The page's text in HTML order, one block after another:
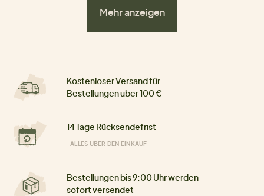
Mehr anzeigen
Kostenloser Versand für
Bestellungen über 100 €
14 Tage Rücksendefrist
ALLES ÜBER DEN EINKAUF
Bestellungen bis 9:00 Uhr werden
sofort versendet